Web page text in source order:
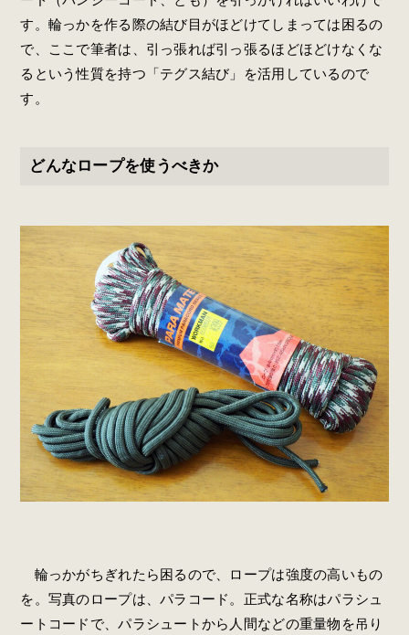
す。輪っかを作る際の結び目がほどけてしまっては困るの
で、ここで筆者は、引っ張れば引っ張るほどほどけなくな
るという性質を持つ「テグス結び」を活用しているので
す。
どんなロープを使うべきか
輪っかがちぎれたら困るので、ロープは強度の高いもの
を。写真のロープは、パラコード。正式な名称はパラシュ
ートコードで、パラシュートから人間などの重量物を吊り